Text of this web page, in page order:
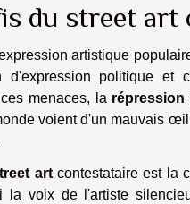
du street art
artistique
politique et
menaces, la répression
voient d'un mauvais
artcontestataire est la
la voix de l'artiste